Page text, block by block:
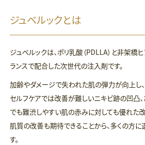
ジュベルックとは
ジュベルックは、ポリ乳酸（PDLLA）と非架橋
ランスで配合した次世代の注入剤です。
加齢やダメージで失われた肌の弾力が向上し
セルフケアでは改善が難しいニキビ跡の凹凸
でも難渋しやすい肌の赤みに対しても優れた
肌質の改善も期待できることから、多くの方
す。